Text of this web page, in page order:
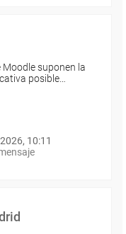
Moodle suponen la
posible…
10:11